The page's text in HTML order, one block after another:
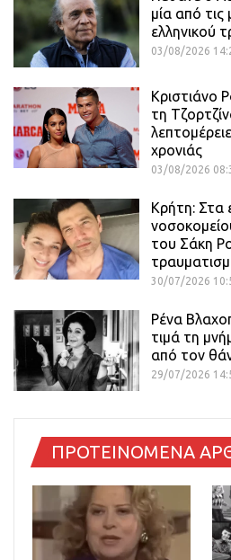
μία από
ελληνικού
03/08/2026
Κριστιάνο
τη
χρονιάς
03/08/2026
Κρήτη: Στα
του Σάκη
30/07/2026
Ρένα
τιμά τη
από τον
29/07/2026
ΠΡΟΤΕΙΝΟΜΕΝΑ